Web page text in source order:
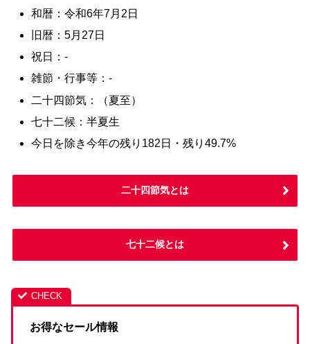
和暦：令和6年7月2日
旧暦：5月27日
祝日：-
雑節・行事等：-
二十四節気：（夏至）
七十二候：半夏生
今日を除き今年の残り182日・残り49.7%
二十四節気とは
七十二候とは
お得なセール情報